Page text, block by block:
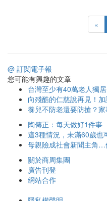
«
@ 訂閱電子報
您可能有興趣的文章
台灣至少有40萬老人獨
向殘酷的仁慈說再見！
養兒不防老還要防搶？
陶傳正：每天做好1件
這3種情況，未滿60歲也
母親險成社會新聞主角
關於商周集團
廣告刊登
網站合作